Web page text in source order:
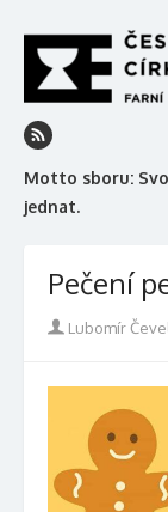
to
content
Motto sboru:
jednat.
Pečení
Author
Lubomír